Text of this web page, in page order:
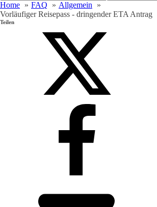
Home FAQ
Allgemein
Vorläufiger Reisepass - dringender ETA Antrag
Teilen